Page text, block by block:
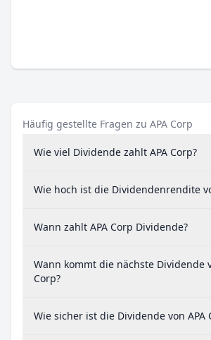
Häufig gestellte Fragen zu APA Corp
Wie viel Dividende zahlt APA Corp?
Wie hoch ist die Dividendenrendite
Wann zahlt APA Corp Dividende?
Wann kommt die nächste Dividende
Corp?
Wie sicher ist die Dividende von APA